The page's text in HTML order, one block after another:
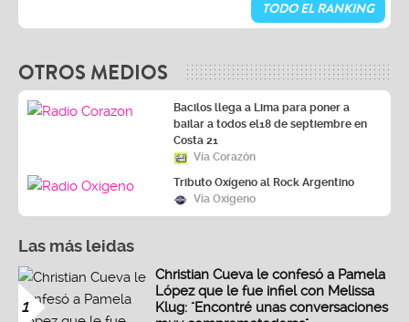
TODO EL RANKING
OTROS MEDIOS
Bacilos llega a Lima para poner a
bailar a todos el18 de septiembre en
Costa 21
Vía Corazón
Tributo Oxígeno al Rock Argentino
Vía Oxígeno
Las más leidas
1
Christian Cueva le confesó a Pamela
López que le fue infiel con Melissa
Klug: "Encontré unas conversaciones